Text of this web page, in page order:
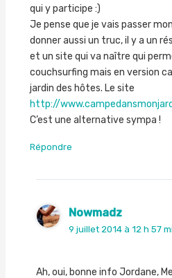
qui y participe :)
Je pense que je vais passer
donner aussi un truc, il y a un
et un site qui va naître qui
couchsurfing mais en version
jardin des hôtes. Le site
http://
C’est une alternative sympa !
Répondre
Nowmadz
9 juillet 2014 à 12 h 57
Ah, oui, bonne info Jordane,